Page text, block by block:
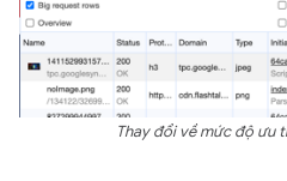
Thay đổi về mức độ ưu